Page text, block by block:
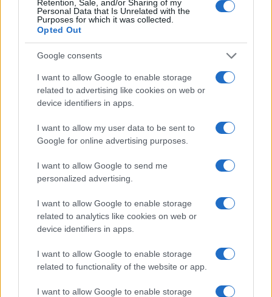
Retention, Sale, and/or Sharing of my
Personal Data that Is Unrelated with the
Purposes for which it was collected.
Opted Out
Google consents
I want to allow Google to enable storage
related to advertising like cookies on web or
device identifiers in apps.
I want to allow my user data to be sent to
Google for online advertising purposes.
I want to allow Google to send me
personalized advertising.
I want to allow Google to enable storage
related to analytics like cookies on web or
device identifiers in apps.
I want to allow Google to enable storage
related to functionality of the website or app.
I want to allow Google to enable storage
Bitcoin
Ethereum $1,897.45
$588.31
XRP
(XRP)
$1.02
Solana
(SOL)
$72.68
Cardano $0.199